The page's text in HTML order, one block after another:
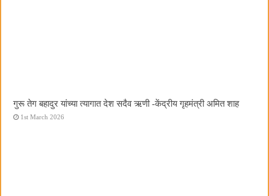
गुरू तेग बहादुर यांच्या त्यागात देश सदैव ऋणी -केंद्रीय गृहमंत्री अमित शाह
1st March 2026